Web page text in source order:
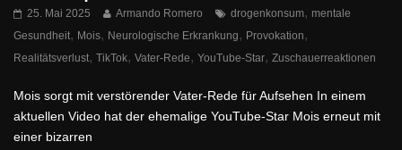
25. Mai 2025 Armando Romero drogenkonsum, mentale
Gesundheit, Mois, Neurologische Erkrankung, Provokation,
Realitätsverlust, TikTok, Vater-Rede, YouTube-Star, Zuschauerreaktionen
Mois sorgt mit verstörender Vater-Rede für Aufsehen In einem
aktuellen Video hat der ehemalige YouTube-Star Mois erneut mit
einer bizarren